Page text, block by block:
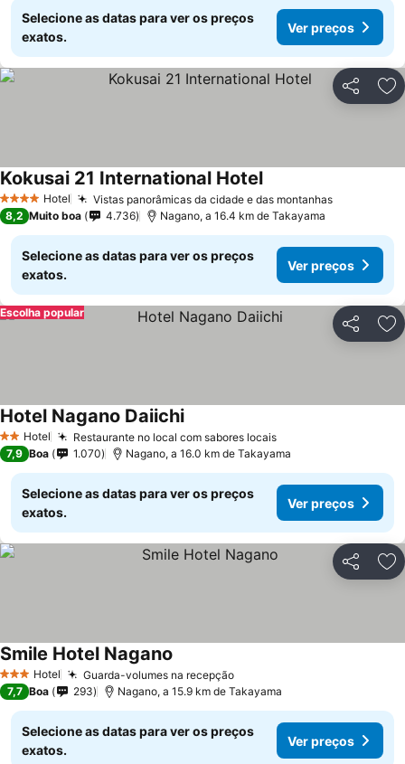
Selecione as datas para ver os preços
exatos.
Ver preços
Partilhar
4 EstrelasHotel Vistas panorâmicas da cidade e das montanhas
Kokusai 21 International Hotel
8,2 Muito boa 4.736 Nagano, a 16.4 km de Takayama
Selecione as datas para ver os preços
exatos.
Ver preços
Partilhar
Escolha popular
2 Estrelas
Hotel Restaurante no local com sabores locais
Hotel Nagano Daiichi
7,9 Boa 1.070 Nagano, a 16.0 km de Takayama
Selecione as datas para ver os preços
exatos.
Ver preços
Partilhar
3 EstrelasHotel Guarda-volumes na recepção
Smile Hotel Nagano
7,7 Boa 293 Nagano, a 15.9 km de Takayama
Selecione as datas para ver os preços
exatos.
Ver preços